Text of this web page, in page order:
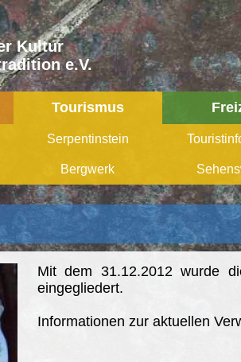
Kultur
e.V.
Tourismus
Serpentinstein
Bergwerk
Mit dem 31.12.2012 wurde
eingegliedert.
Informationen zur aktuellen